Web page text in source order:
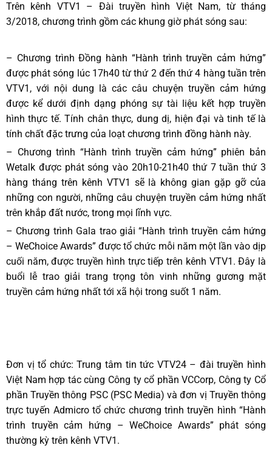
Trên kênh VTV1 – Đài truyền hình Việt Nam, từ tháng
3/2018, chương trình gồm các khung giờ phát sóng sau:
– Chương trình Đồng hành “Hành trình truyền cảm hứng”
được phát sóng lúc 17h40 từ thứ 2 đến thứ 4 hàng tuần trên
VTV1, với nội dung là các câu chuyện truyền cảm hứng
được kể dưới định dạng phóng sự tài liệu kết hợp truyền
hình thực tế. Tính chân thực, dung dị, hiện đại và tinh tế là
tính chất đặc trưng của loạt chương trình đồng hành này.
– Chương trình “Hành trình truyền cảm hứng” phiên bản
Wetalk được phát sóng vào 20h10-21h40 thứ 7 tuần thứ 3
hàng tháng trên kênh VTV1 sẽ là không gian gặp gỡ của
những con người, những câu chuyện truyền cảm hứng nhất
trên khắp đất nước, trong mọi lĩnh vực.
– Chương trình Gala trao giải “Hành trình truyền cảm hứng
– WeChoice Awards” được tổ chức mỗi năm một lần vào dịp
cuối năm, được truyền hình trực tiếp trên kênh VTV1. Đây là
buổi lễ trao giải trang trọng tôn vinh những gương mặt
truyền cảm hứng nhất tới xã hội trong suốt 1 năm.
Đơn vị tổ chức: Trung tâm tin tức VTV24 – đài truyền hình
Việt Nam hợp tác cùng Công ty cổ phần VCCorp, Công ty Cổ
phần Truyền thông PSC (PSC Media) và đơn vị Truyền thông
trực tuyến Admicro tổ chức chương trình truyền hình “Hành
trình truyền cảm hứng – WeChoice Awards” phát sóng
thường kỳ trên kênh VTV1.